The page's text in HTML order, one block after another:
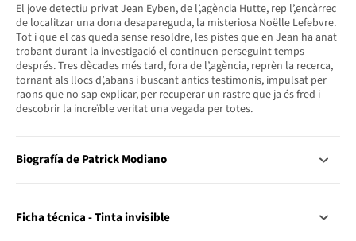
El jove detectiu privat Jean Eyben, de l’,agència Hutte, rep l’,encàrrec
de localitzar una dona desapareguda, la misteriosa Noëlle Lefebvre.
Tot i que el cas queda sense resoldre, les pistes que en Jean ha anat
trobant durant la investigació el continuen perseguint temps
després. Tres dècades més tard, fora de l’,agència, reprèn la recerca,
tornant als llocs d’,abans i buscant antics testimonis, impulsat per
raons que no sap explicar, per recuperar un rastre que ja és fred i
descobrir la increïble veritat una vegada per totes.
Biografía de Patrick Modiano
Ficha técnica - Tinta invisible